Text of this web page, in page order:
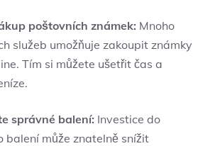
poštovních známek: Mnoho
služeb umožňuje zakoupit známky
Tím si můžete ušetřit čas a
správné balení: Investice do
balení může znatelně snížit